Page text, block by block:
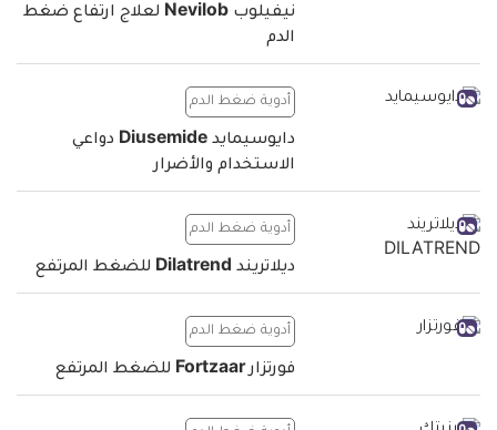
نيفيلوب Nevilob لعلاج ارتفاع ضغط
الدم
أدوية ضغط الدم
دايوسيمايد Diusemide دواعي
الاستخدام والأضرار
أدوية ضغط الدم
ديلاتريند Dilatrend للضغط المرتفع
أدوية ضغط الدم
فورتزار Fortzaar للضغط المرتفع